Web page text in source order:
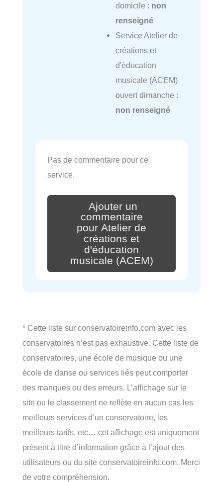
domicile : non
renseigné
Service Atelier de
créations et
d'éducation
musicale (ACEM)
ouvert dimanche :
non renseigné
Pas de commentaire pour ce
service.
Ajouter un
commentaire
pour Atelier de
créations et
d'éducation
musicale (ACEM)
* Cette liste sur conservatoireinfo.com avec les
conservatoires n’est pas exhaustive. Cette liste de
conservatoires, une école de musique ou une
école de danse ou services liés peut comporter
des manques ou des erreurs. L’affichage sur le
site ou le classement ne reflète en aucun cas les
meilleurs services d’un conservatoire, les
meilleurs tarifs, etc… cet affichage est uniquement
présent à titre d’information grâce à l’ajout des
utilisateurs ou du site conservatoireinfo.com. Merci
de votre compréhension.